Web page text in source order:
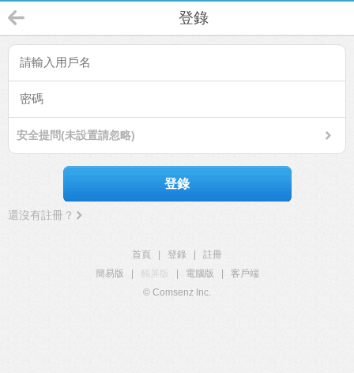
登錄
安全提問(未設置請忽略)
登錄
還沒有註冊？
首頁 登錄
註冊
簡易版
觸屏版 電腦版
客戶端
© Comsenz Inc.